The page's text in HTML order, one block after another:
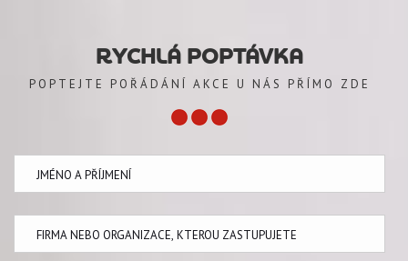
RYCHLÁ POPTÁVKA
POPTEJTE POŘÁDÁNÍ AKCE U NÁS PŘÍMO ZDE